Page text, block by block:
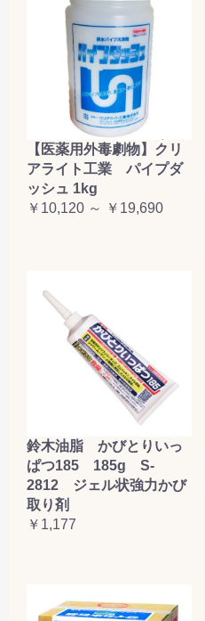
【医薬用外毒劇物】クリ
アライト工業 パイプダ
ッシュ 1kg
￥10,120 ～ ￥19,690
鈴木油脂 かびとりいっ
ぱつ185 185g S-
2812 ジェル状強力かび
取り剤
￥1,177